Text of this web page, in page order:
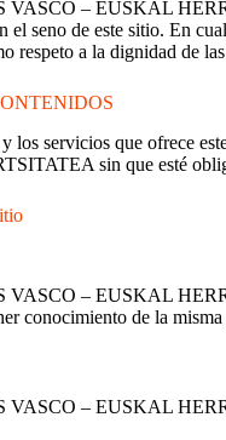
– EUSKAL
el seno de este sitio.
respeto a la dignidad de
los servicios que ofrece
sin que esté
– EUSKAL
conocimiento de la
– EUSKAL